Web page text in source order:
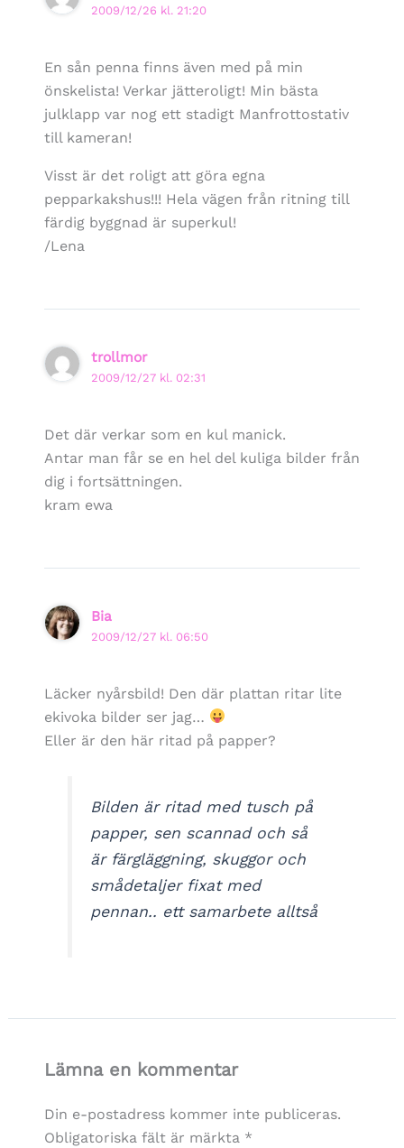
2009/12/26 kl. 21:20
En sån penna finns även med på min
önskelista! Verkar jätteroligt! Min bästa
julklapp var nog ett stadigt Manfrottostativ
till kameran!
Visst är det roligt att göra egna
pepparkakshus!!! Hela vägen från ritning till
färdig byggnad är superkul!
/Lena
trollmor
2009/12/27 kl. 02:31
Det där verkar som en kul manick.
Antar man får se en hel del kuliga bilder från
dig i fortsättningen.
kram ewa
Bia
2009/12/27 kl. 06:50
Läcker nyårsbild! Den där plattan ritar lite
ekivoka bilder ser jag…
Eller är den här ritad på papper?
Bilden är ritad med tusch på
papper, sen scannad och så
är färgläggning, skuggor och
smådetaljer fixat med
pennan.. ett samarbete alltså
Lämna en kommentar
Din e-postadress kommer inte publiceras.
Obligatoriska fält är märkta *